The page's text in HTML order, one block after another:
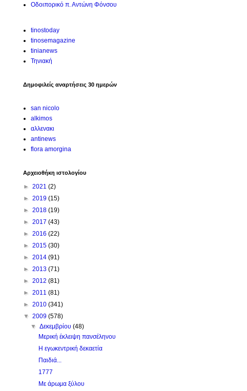
Οδοιπορικό π. Αντώνη Φόνσου
tinostoday
tinosemagazine
tinianews
Τηνιακή
Δημοφιλείς αναρτήσεις 30 ημερών
san nicolo
alkimos
αλλενακι
antinews
flora amorgina
Αρχειοθήκη ιστολογίου
► 2021 (2)
► 2019 (15)
► 2018 (19)
► 2017 (43)
► 2016 (22)
► 2015 (30)
► 2014 (91)
► 2013 (71)
► 2012 (81)
► 2011 (81)
► 2010 (341)
▼ 2009 (578)
▼Δεκεμβρίου(48)
Μερική έκλειψη πανσέληνου
Η εγωκεντρική δεκαετία
Παιδιά...
1777
Με άρωμα ξύλου